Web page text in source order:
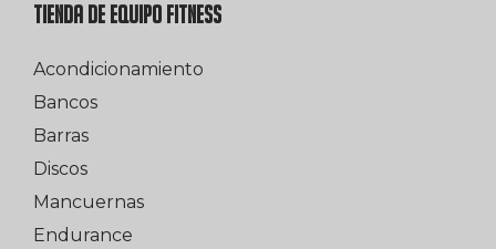
TIENDA DE EQUIPO FITNESS
Acondicionamiento
Bancos
Barras
Discos
Mancuernas
Endurance